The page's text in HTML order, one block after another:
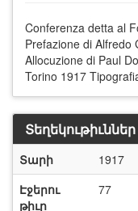
Conferenza detta al
Prefazione di Alfredo
Allocuzione di Paul
Torino 1917
Տարի
1917
Էջերու
թիւը
77